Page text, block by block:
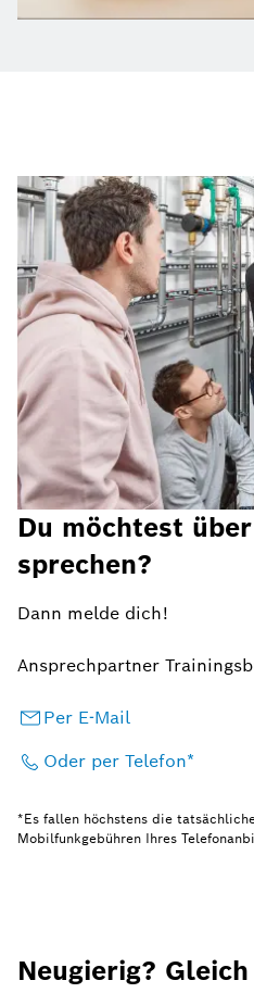
Du möchtest
sprechen?
Dann melde dich!
Ansprechpartner
Per E-Mail
Oder per Telefon*
*Es fallen höchstens die
Mobilfunkgebühren Ihres
Neugierig?